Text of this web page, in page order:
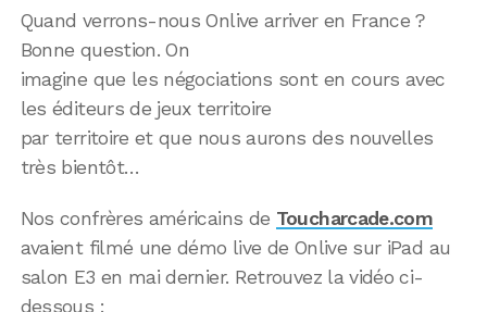
Quand verrons-nous Onlive arriver en France ?
Bonne question. On
imagine que les négociations sont en cours avec
les éditeurs de jeux territoire
par territoire et que nous aurons des nouvelles
très bientôt…
Nos confrères américains de Toucharcade.com
avaient filmé une démo live de Onlive sur iPad au
salon E3 en mai dernier. Retrouvez la vidéo ci-
dessous :